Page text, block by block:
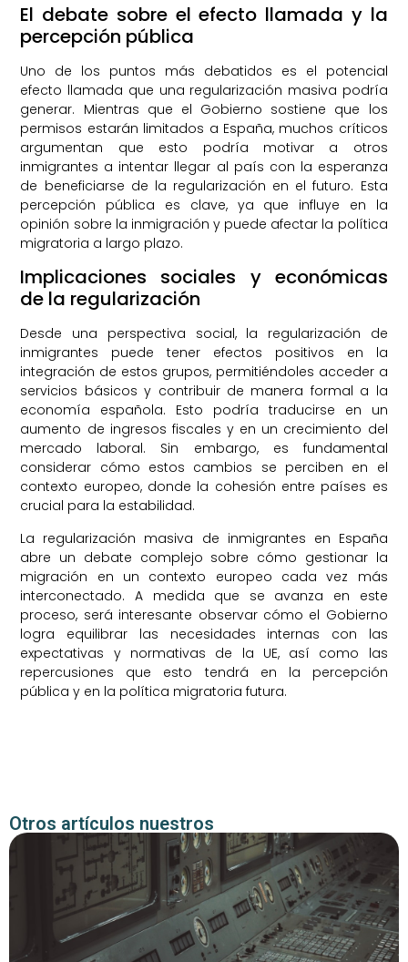
El debate sobre el efecto llamada y la
percepción pública
Uno de los puntos más debatidos es el potencial
efecto llamada que una regularización masiva podría
generar. Mientras que el Gobierno sostiene que los
permisos estarán limitados a España, muchos críticos
argumentan que esto podría motivar a otros
inmigrantes a intentar llegar al país con la esperanza
de beneficiarse de la regularización en el futuro. Esta
percepción pública es clave, ya que influye en la
opinión sobre la inmigración y puede afectar la política
migratoria a largo plazo.
Implicaciones sociales y económicas
de la regularización
Desde una perspectiva social, la regularización de
inmigrantes puede tener efectos positivos en la
integración de estos grupos, permitiéndoles acceder a
servicios básicos y contribuir de manera formal a la
economía española. Esto podría traducirse en un
aumento de ingresos fiscales y en un crecimiento del
mercado laboral. Sin embargo, es fundamental
considerar cómo estos cambios se perciben en el
contexto europeo, donde la cohesión entre países es
crucial para la estabilidad.
La regularización masiva de inmigrantes en España
abre un debate complejo sobre cómo gestionar la
migración en un contexto europeo cada vez más
interconectado. A medida que se avanza en este
proceso, será interesante observar cómo el Gobierno
logra equilibrar las necesidades internas con las
expectativas y normativas de la UE, así como las
repercusiones que esto tendrá en la percepción
pública y en la política migratoria futura.
Otros artículos nuestros